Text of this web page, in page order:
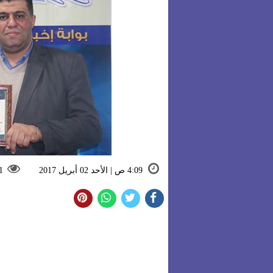
4:09 ص | الأحد 02 أبريل 2017